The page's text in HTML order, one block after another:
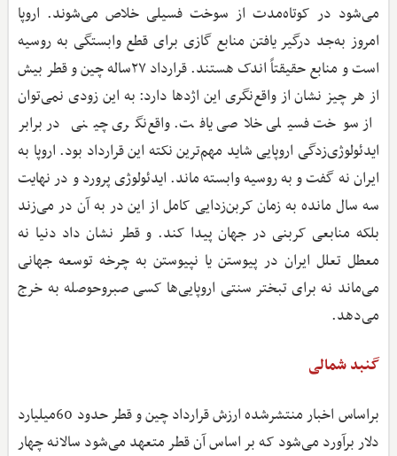
می‌شود در کوتاه‌مدت از سوخت فسیلی خلاص می‌شوند. اروپا
امروز به‌جد درگیر یافتن منابع گازی برای قطع وابستگی به روسیه
است و منابع حقیقتاً اندک هستند. قرارداد ۲۷ساله چین و قطر بیش
از هر چیز نشان از واقع‌نگری این اژدها دارد: به این زودی نمی‌توان
از سوخت فسیلی خلاصی یافت. واقع‌نگری چینی در برابر
ایدئولوژی‌زدگی اروپایی شاید مهم‌ترین نکته این قرارداد بود. اروپا به
ایران نه گفت و به روسیه وابسته ماند. ایدئولوژی پرورد و در نهایت
سه سال مانده به زمان کربن‌زدایی کامل از این در به آن در می‌زند
بلکه منابعی کربنی در جهان پیدا کند. و قطر نشان داد دنیا نه
معطل تعلل ایران در پیوستن یا نپیوستن به چرخه توسعه جهانی
می‌ماند نه برای تبختر سنتی اروپایی‌ها کسی صبروحوصله به خرج
می‌دهد.
گنبد شمالی
براساس اخبار منتشرشده ارزش قرارداد چین و قطر حدود 60میلیارد
دلار برآورد می‌شود که بر اساس آن قطر متعهد می‌شود سالانه چهار